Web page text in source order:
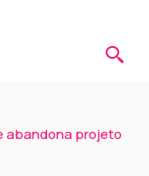
abandona projeto